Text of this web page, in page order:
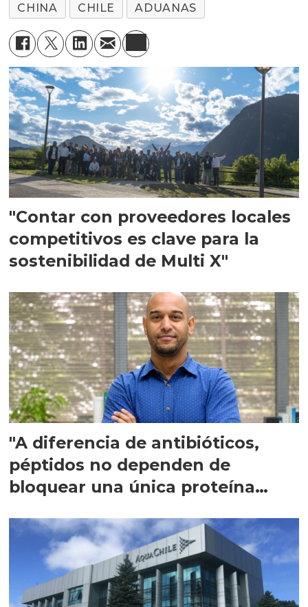
CHINA
CHILE ADUANAS
"Contar con proveedores locales
competitivos es clave para la
sostenibilidad de Multi X"
"A diferencia de antibióticos,
péptidos no dependen de
bloquear una única proteína